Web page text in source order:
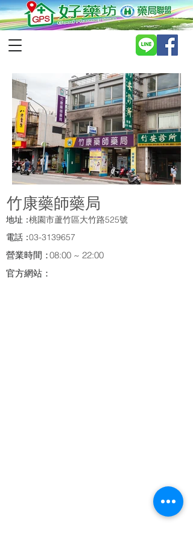
竹康藥師藥局
地址：桃園市蘆竹區大竹路525號
電話：03-3139657
08:00 ~ 22:00
營業時間：
官方網站：